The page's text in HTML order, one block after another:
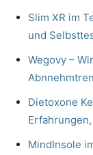
Slim XR im
und
Wegovy –
Dietoxone
MindInsole